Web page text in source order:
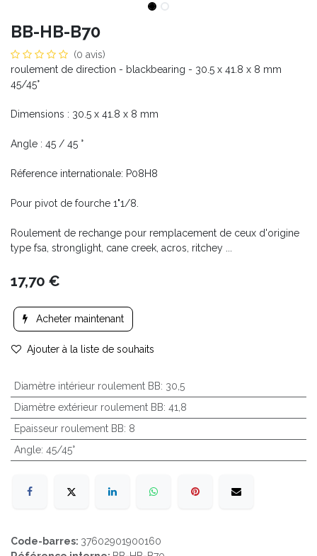
BB-HB-B70
(0 avis)
roulement de direction - blackbearing - 30.5 x 41.8 x 8 mm
45/45°
Dimensions : 30.5 x 41.8 x 8 mm
Angle : 45 / 45 °
Réference internationale: P08H8
Pour pivot de fourche 1"1/8.
Roulement de rechange pour remplacement de ceux d'origine
type fsa, stronglight, cane creek, acros, ritchey ...
17,70 €
Acheter maintenant
Ajouter à la liste de souhaits
Diamètre intérieur roulement BB: 30,5
Diamètre extérieur roulement BB: 41,8
Epaisseur roulement BB: 8
Angle: 45/45°
Code-barres: 37602901900160